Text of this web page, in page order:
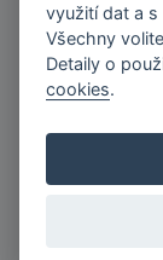
KDO
využití dat a s
Všechny
Detaily o
cookies.